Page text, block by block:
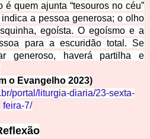
quem ajunta “tesouros no céu”
a pessoa generosa; o olho
egoísta. O egoísmo e a
para a escuridão total. Se
generoso, haverá partilha e
o Evangelho 2023)
portal/liturgia-diaria/23-sexta-
feira-7/